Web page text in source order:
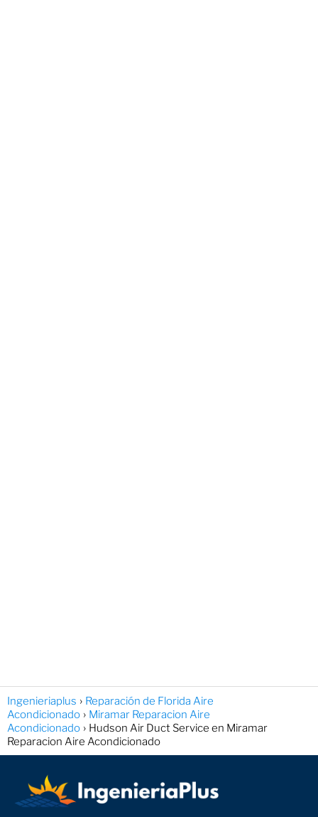
Ingenieriaplus
Reparación de Florida Aire
Acondicionado
Miramar Reparacion Aire
Acondicionado
Hudson Air Duct Service en Miramar
Reparacion Aire Acondicionado